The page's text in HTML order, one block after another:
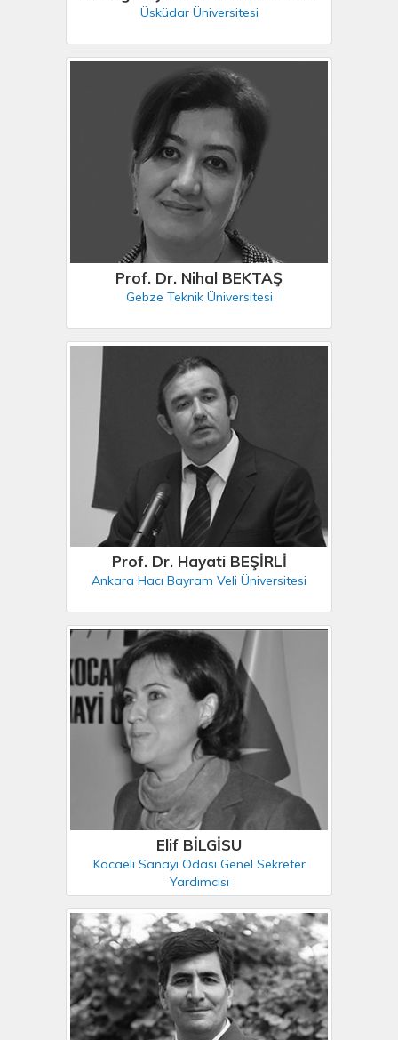
Üsküdar Üniversitesi
Prof. Dr. Nihal BEKTAŞ
Gebze Teknik Üniversitesi
Prof. Dr. Hayati BEŞİRLİ
Ankara Hacı Bayram Veli Üniversitesi
Elif BİLGİSU
Kocaeli Sanayi Odası Genel Sekreter
Yardımcısı